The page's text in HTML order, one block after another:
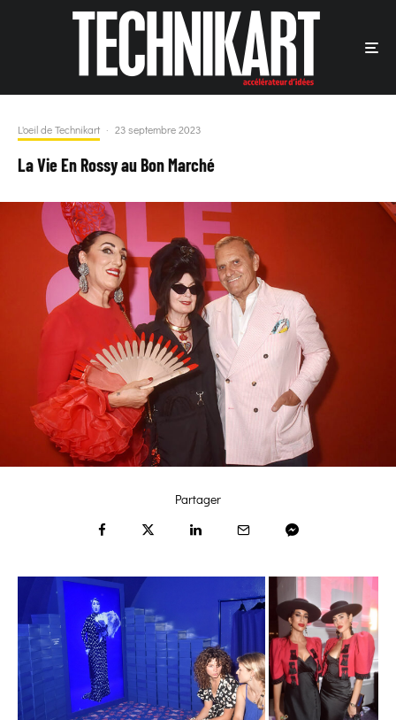
L'oeil de Technikart · 23 septembre 2023
La Vie En Rossy au Bon Marché
Partager